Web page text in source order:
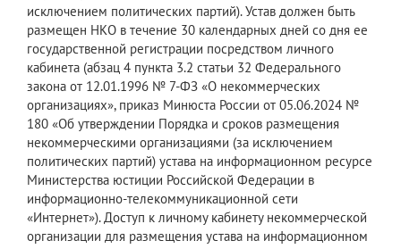
исключением политических партий). Устав должен быть
размещен НКО в течение 30 календарных дней со дня ее
государственной регистрации посредством личного
кабинета (абзац 4 пункта 3.2 статьи 32 Федерального
закона от 12.01.1996 № 7-ФЗ «О некоммерческих
организациях», приказ Минюста России от 05.06.2024 №
180 «Об утверждении Порядка и сроков размещения
некоммерческими организациями (за исключением
политических партий) устава на информационном ресурсе
Министерства юстиции Российской Федерации в
информационно-телекоммуникационной сети
«Интернет»). Доступ к личному кабинету некоммерческой
организации для размещения устава на информационном